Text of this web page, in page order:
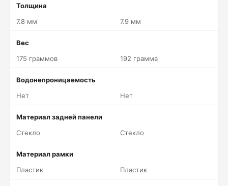
Толщина
7.8 мм
7.9 мм
Вес
175 граммов
192 грамма
Водонепроницаемость
Нет
Нет
Материал задней панели
Стекло
Стекло
Материал рамки
Пластик
Пластик